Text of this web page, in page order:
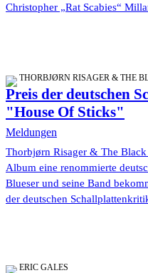
Christopher „Rat Scabies“
THORBJØRN RISAGER & THE
Preis der deutschen
"House Of Sticks"
Meldungen
Thorbjørn Risager & The
Album eine renommierte
Blueser und seine Band
der deutschen
ERIC GALES